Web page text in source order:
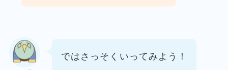
ではさっそくいってみよう！